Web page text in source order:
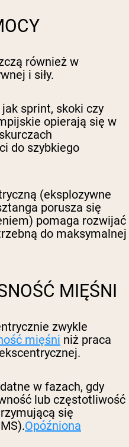
również w
i siły.
sprint, skoki czy
opierają się w
do szybkiego
(eksplozywne
porusza się
pomaga rozwijać
do maksymalnej
MIĘŚNI
zwykle
mięśni niż praca
w fazach, gdy
lub częstotliwość
się
Opóźniona